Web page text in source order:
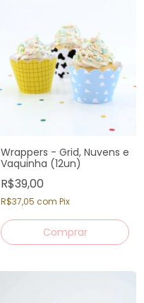
Wrappers - Grid, Nuvens e
Vaquinha (12un)
R$39,00
R$37,05 com Pix